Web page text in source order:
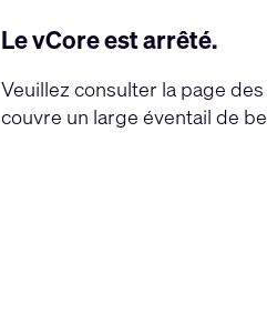
Le vCore est arrêté.
Veuillez consulter la page des
couvre un large éventail de